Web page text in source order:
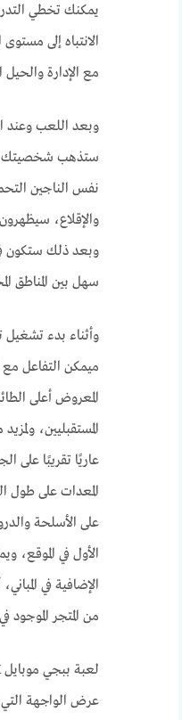
يمكنك تخطي
الانتباه إلى
مع الإدارة والحيل
وبعد اللعب وعند
ستذهب شخصيتك
نفس الناجين
والإقلاع،
وبعد ذلك ستكون
سهل بين المناطق
وأثناء بدء تشغيل
ميمكن التفاعل
المعروض أعلى
المستقبليين،
عاريًا تقريبًا
المعدات على طول
على الأسلحة
الأول في الموقع،
الإضافية في
من المتجر الموجود
عرض الواجهة التي